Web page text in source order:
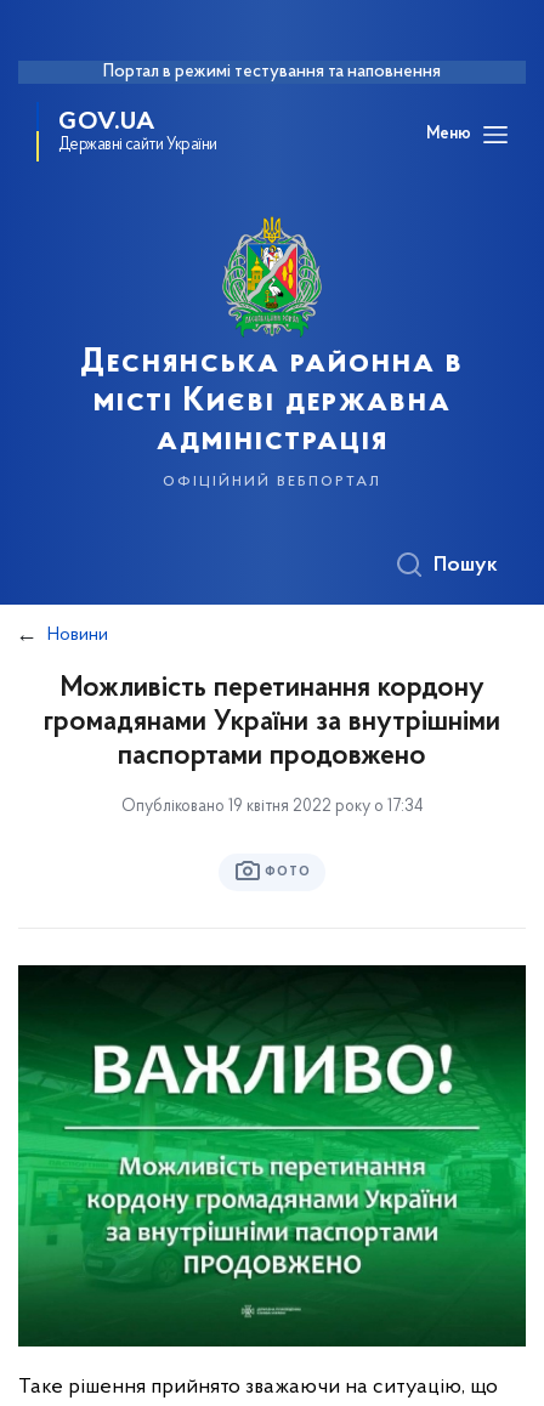
Портал в режимі тестування та наповнення
GOV.UA
Державні сайти України
Меню
Деснянська районна в
місті Києві державна
адміністрація
офіційний вебпортал
Пошук
Новини
Можливість перетинання кордону
громадянами України за внутрішніми
паспортами продовжено
Опубліковано 19 квітня 2022 року о 17:34
ФОТО
Таке рішення прийнято зважаючи на ситуацію, що